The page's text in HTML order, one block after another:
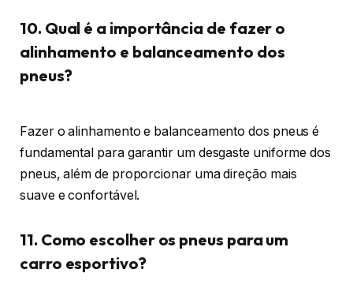
10. Qual é a importância de fazer o
alinhamento e balanceamento dos
pneus?
Fazer o alinhamento e balanceamento dos pneus é
fundamental para garantir um desgaste uniforme dos
pneus, além de proporcionar uma direção mais
suave e confortável.
11. Como escolher os pneus para um
carro esportivo?